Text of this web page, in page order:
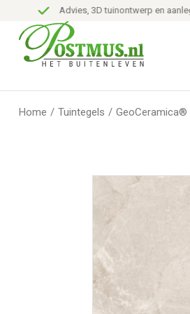
Advies, 3D tuinontwerp en aanleg
Home / Tuintegels / GeoCeramica®